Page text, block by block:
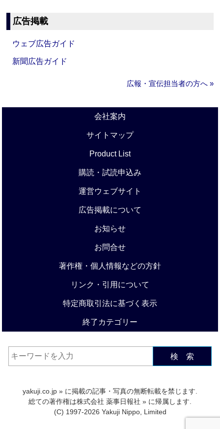
広告掲載
ウェブ広告ガイド
新聞広告ガイド
広報・宣伝担当者の方へ »
会社案内
サイトマップ
Product List
購読・試読申込み
運営ウェブサイト
広告掲載について
お知らせ
お問合せ
著作権・個人情報などの方針
リンク・引用について
特定商取引法に基づく表示
終了カテゴリー
検 索
yakuji.co.jp » に掲載の記事・写真の無断転載を禁じます.
総ての著作権は株式会社 薬事日報社 » に帰属します.
(C) 1997-2026 Yakuji Nippo, Limited